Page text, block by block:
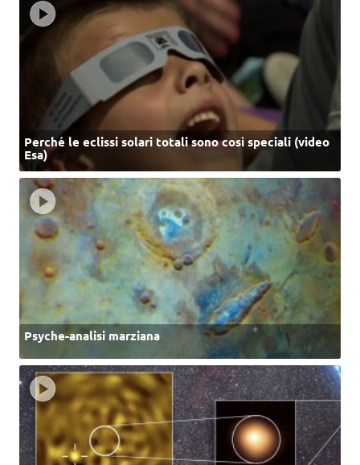
Perché le eclissi solari totali sono così speciali (video
Esa)
Psyche-analisi marziana